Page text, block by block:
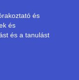
és
és
és a tanulást